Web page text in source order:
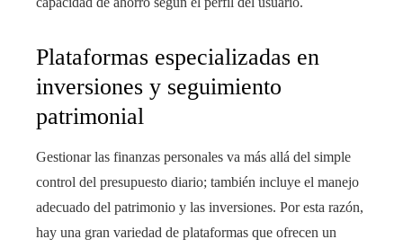
Plataformas especializadas en
inversiones y seguimiento
patrimonial
Gestionar las finanzas personales va más allá del simple
control del presupuesto diario; también incluye el manejo
adecuado del patrimonio y las inversiones. Por esta razón,
hay una gran variedad de plataformas que ofrecen un